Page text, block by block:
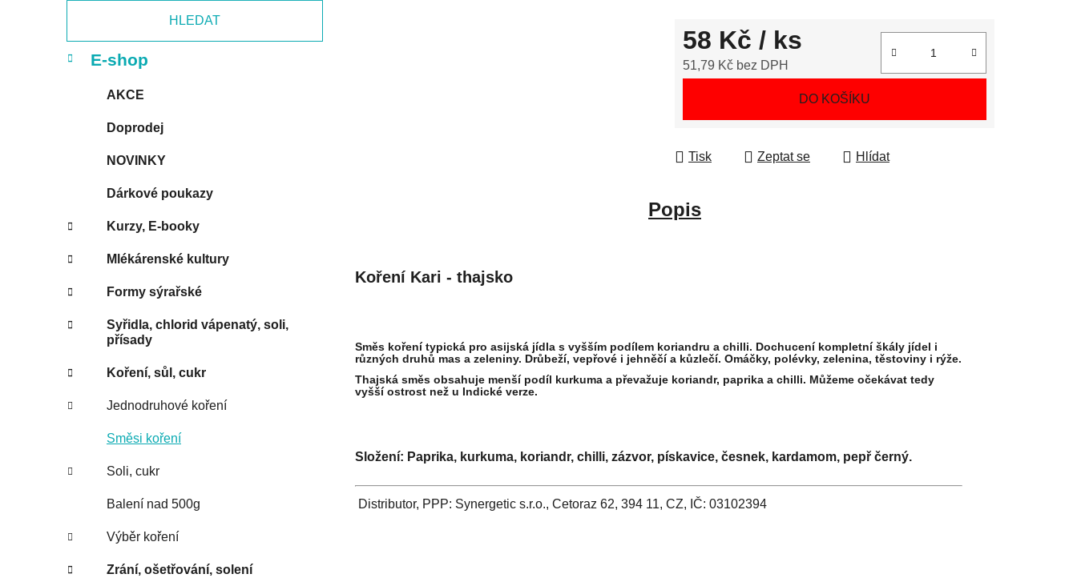
HLEDAT
kategorie
K
a
E-shop
AKCE
Doprodej
NOVINKY
Dárkové poukazy
Kurzy, E-booky
Mlékárenské kultury
Formy sýrařské
Syřidla, chlorid vápenatý, soli,
přísady
Koření, sůl, cukr
Jednodruhové koření
Směsi koření
Soli, cukr
Balení nad 500g
Výběr koření
Zrání, ošetřování, solení
58 Kč / ks
51,79 Kč bez DPH
DO KOŠÍKU
Tisk Zeptat se Hlídat
Popis
Koření Kari - thajsko
Směs koření typická pro asijská jídla s vyšším podílem koriandru a chilli. Dochucení kompletní škály jídel i
různých druhů mas a zeleniny. Drůbeží, vepřové i jehněčí a kůzlečí. Omáčky, polévky, zelenina, těstoviny i rýže.
Thajská směs obsahuje menší podíl kurkuma a převažuje koriandr, paprika a chilli. Můžeme očekávat tedy
vyšší ostrost než u Indické verze.
Složení: Paprika, kurkuma, koriandr, chilli, zázvor, pískavice, česnek, kardamom, pepř černý.
Distributor, PPP: Synergetic s.r.o., Cetoraz 62, 394 11, CZ, IČ: 03102394